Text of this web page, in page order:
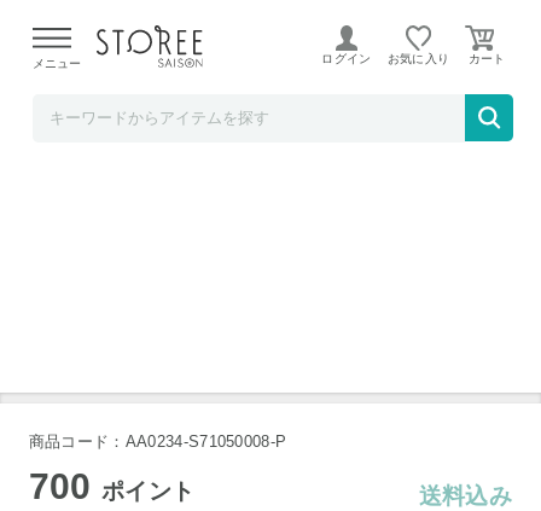
よる配送遅延が発生しております。
メニュー ログイン お気に入り
【千曲屋】うす色辛子明太子（切れ子）500g
商品コード：AA0234-S71050008-P
700ポイント 送料込み